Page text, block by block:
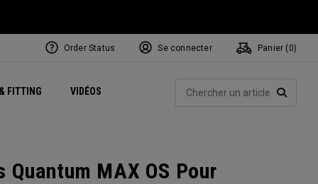
FITTING VIDÉOSExclusive Mavrik Complete Sets
Exclusivités - Balles de Golf
Juillet NEW Headwear
Women's Golf Balls
Exclusivités - Accessoires
Régionaux
Order Status Se connecter Panier ( 0)
Quantum MAX OS Pour